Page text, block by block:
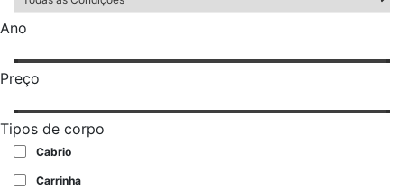
Ano
Preço
Tipos de corpo
Cabrio
Carrinha